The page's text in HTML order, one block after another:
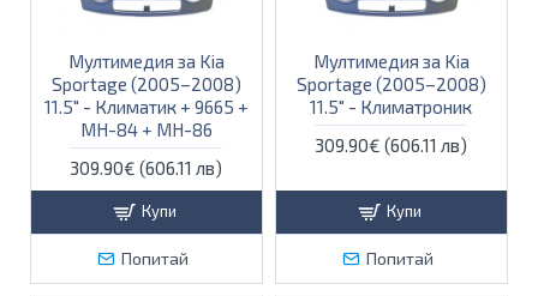
Мултимедия за Kia
Sportage (2005–2008)
11.5″ - Климатик + 9665 +
MH-84 + MH-86
309.90€ (606.11 лв)
Купи
Попитай
Мултимедия за Kia
Sportage (2005–2008)
11.5″ - Климатроник
309.90€ (606.11 лв)
Купи
Попитай